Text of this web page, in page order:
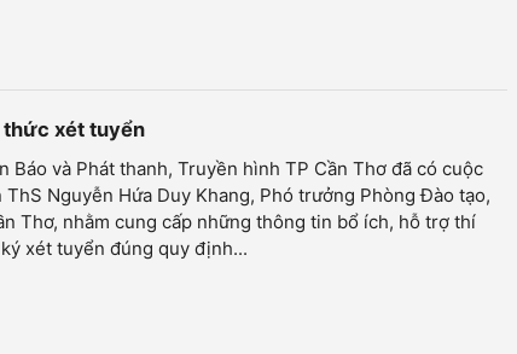
thức xét tuyển
Báo và Phát thanh, Truyền hình TP Cần Thơ đã có cuộc
ThS Nguyễn Hứa Duy Khang, Phó trưởng Phòng Đào tạo,
Thơ, nhằm cung cấp những thông tin bổ ích, hỗ trợ thí
xét tuyển đúng quy định...